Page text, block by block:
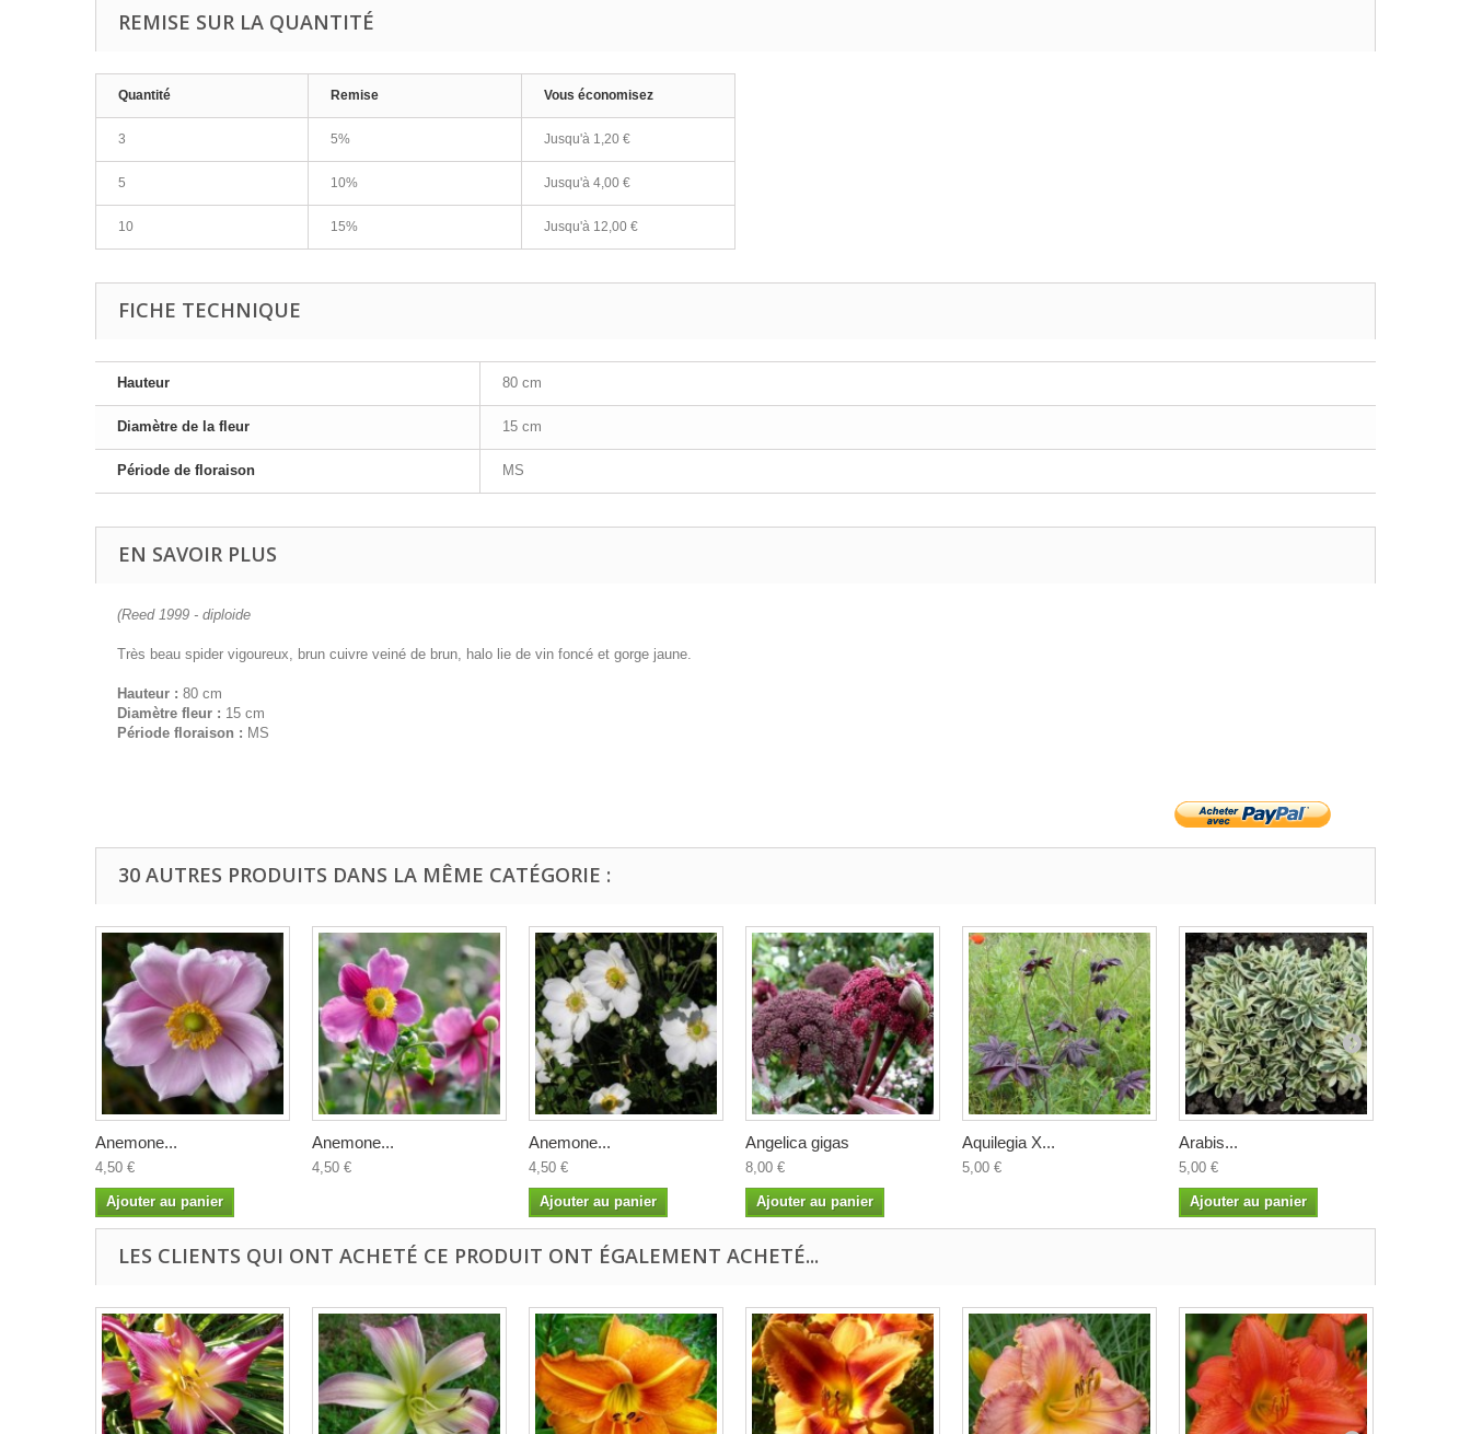
REMISE SUR LA QUANTITÉ
Quantité Remise Vous économisez
3 5% Jusqu'à 1,20 €
5 10% Jusqu'à 4,00 €
10 15% Jusqu'à 12,00 €
FICHE TECHNIQUE
Hauteur 80 cm
Diamètre de la fleur 15 cm
Période de floraison MS
EN SAVOIR PLUS
(Reed 1999 - diploide
Très beau spider vigoureux, brun cuivre veiné de brun, halo lie de vin foncé et gorge jaune.
Hauteur : 80 cm
Diamètre fleur : 15 cm
Période floraison : MS
30 AUTRES PRODUITS DANS LA MÊME CATÉGORIE :
Anemone...
4,50 €
Ajouter au panier
Anemone...
4,50 €
Anemone...
4,50 €
Ajouter au panier
Angelica gigas
8,00 €
Ajouter au panier
Aquilegia X...
5,00 €
Arabis...
5,00 €
Ajouter au panier
LES CLIENTS QUI ONT ACHETÉ CE PRODUIT ONT ÉGALEMENT ACHETÉ...